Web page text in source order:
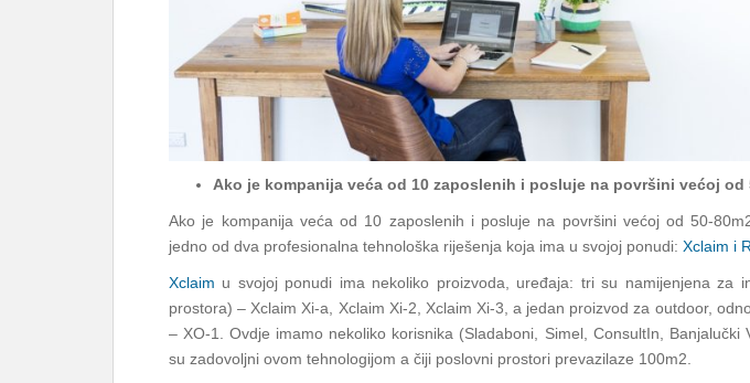
Ako je kompanija veća od 10 zaposlenih i posluje na površini većoj od
Ako je kompanija veća od 10 zaposlenih i posluje na površini većoj od 50-
jedno od dva profesionalna tehnološka riješenja koja ima u svojoj ponudi: Xclaim i
Xclaim u svojoj ponudi ima nekoliko proizvoda, uređaja: tri su namijenjena za
prostora) – Xclaim Xi-a, Xclaim Xi-2, Xclaim Xi-3, a jedan proizvod za outdoor,
– XO-1. Ovdje imamo nekoliko korisnika (Sladaboni, Simel, ConsultIn, Banjalučki
su zadovoljni ovom tehnologijom a čiji poslovni prostori prevazilaze 100m2.